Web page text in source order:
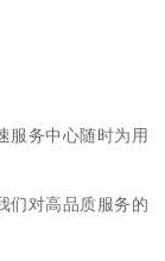
服务中心随时为用
们对高品质服务的